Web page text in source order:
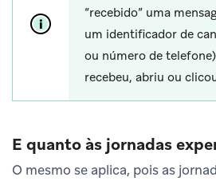
“recebido” uma
um identificador de
ou número de
recebeu, abriu ou
E quanto às jornadas
O mesmo se aplica, pois as